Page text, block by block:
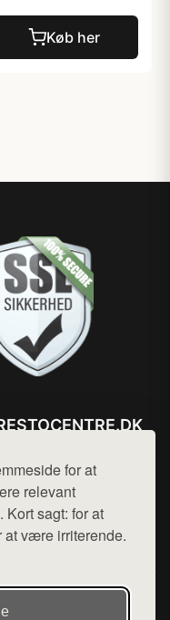
for at
relevant
sagt: for at
at være irriterende.
Køb her
hej@want.dk
og privatlivspolitik
en række